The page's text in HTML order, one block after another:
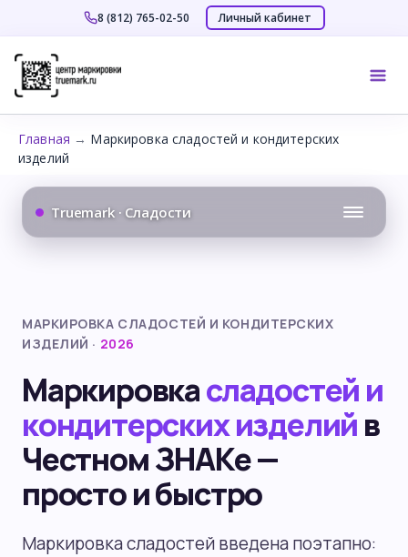
8 (812) 765-02-50 Личный кабинет
содержимому
Главная → Маркировка сладостей и кондитерских
изделий
Truemark · Сладости
МАРКИРОВКА СЛАДОСТЕЙ И КОНДИТЕРСКИХ
ИЗДЕЛИЙ · 2026
Маркировкасладостей и
кондитерских изделийв
Честном ЗНАКе —
просто и быстро
Маркировка сладостей введена поэтапно: